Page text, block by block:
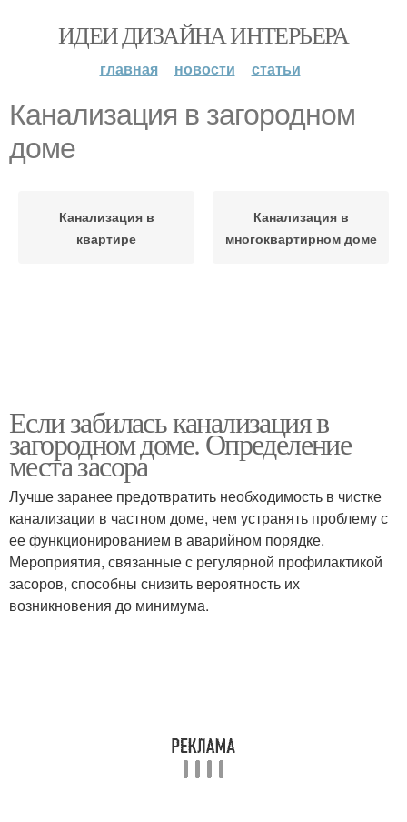
ИДЕИ ДИЗАЙНА ИНТЕРЬЕРА
главная новости статьи
Канализация в загородном
доме
Канализация в
квартире
Канализация в
многоквартирном доме
Если забилась канализация в
загородном доме. Определение
места засора
Лучше заранее предотвратить необходимость в чистке
канализации в частном доме, чем устранять проблему с
ее функционированием в аварийном порядке.
Мероприятия, связанные с регулярной профилактикой
засоров, способны снизить вероятность их
возникновения до минимума.